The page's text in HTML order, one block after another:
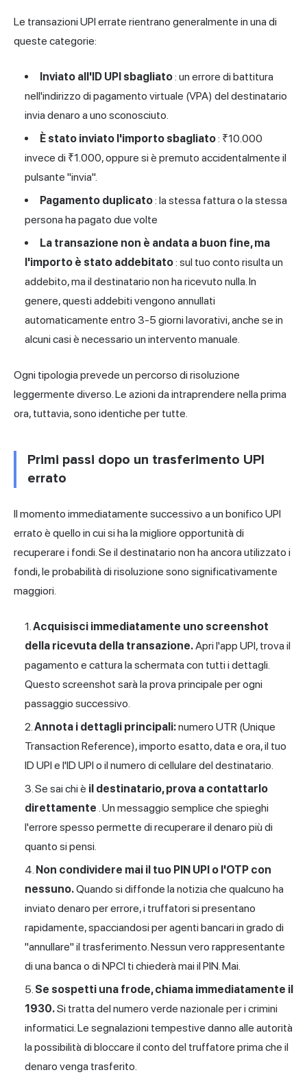
Le transazioni UPI errate rientrano generalmente in una di
queste categorie:
Inviato all'ID UPI sbagliato: un errore di battitura
nell'indirizzo di pagamento virtuale (VPA) del destinatario
invia denaro a uno sconosciuto.
È stato inviato l'importo sbagliato: ₹10.000
invece di ₹1.000, oppure si è premuto accidentalmente il
pulsante "invia".
Pagamento duplicato: la stessa fattura o la stessa
persona ha pagato due volte
La transazione non è andata a buon fine, ma
l'importo è stato addebitato: sul tuo conto risulta un
addebito, ma il destinatario non ha ricevuto nulla. In
genere, questi addebiti vengono annullati
automaticamente entro 3-5 giorni lavorativi, anche se in
alcuni casi è necessario un intervento manuale.
Ogni tipologia prevede un percorso di risoluzione
leggermente diverso. Le azioni da intraprendere nella prima
ora, tuttavia, sono identiche per tutte.
Primi passi dopo un trasferimento UPI
errato
Il momento immediatamente successivo a un bonifico UPI
errato è quello in cui si ha la migliore opportunità di
recuperare i fondi. Se il destinatario non ha ancora utilizzato i
fondi, le probabilità di risoluzione sono significativamente
maggiori.
Acquisisci immediatamente uno screenshot
della ricevuta della transazione.Apri l'app UPI, trova il
pagamento e cattura la schermata con tutti i dettagli.
Questo screenshot sarà la prova principale per ogni
passaggio successivo.
Annota i dettagli principali:numero UTR (Unique
Transaction Reference), importo esatto, data e ora, il tuo
ID UPI e l'ID UPI o il numero di cellulare del destinatario.
Se sai chi è il destinatario, prova a contattarlo
direttamente . Un messaggio semplice che spieghi
l'errore spesso permette di recuperare il denaro più di
quanto si pensi.
Non condividere mai il tuo PIN UPI o l'OTP con
nessuno.Quando si diffonde la notizia che qualcuno ha
inviato denaro per errore, i truffatori si presentano
rapidamente, spacciandosi per agenti bancari in grado di
"annullare" il trasferimento. Nessun vero rappresentante
di una banca o di NPCI ti chiederà mai il PIN. Mai.
Se sospetti una frode, chiama immediatamente il
1930.Si tratta del numero verde nazionale per i crimini
informatici. Le segnalazioni tempestive danno alle autorità
la possibilità di bloccare il conto del truffatore prima che il
denaro venga trasferito.